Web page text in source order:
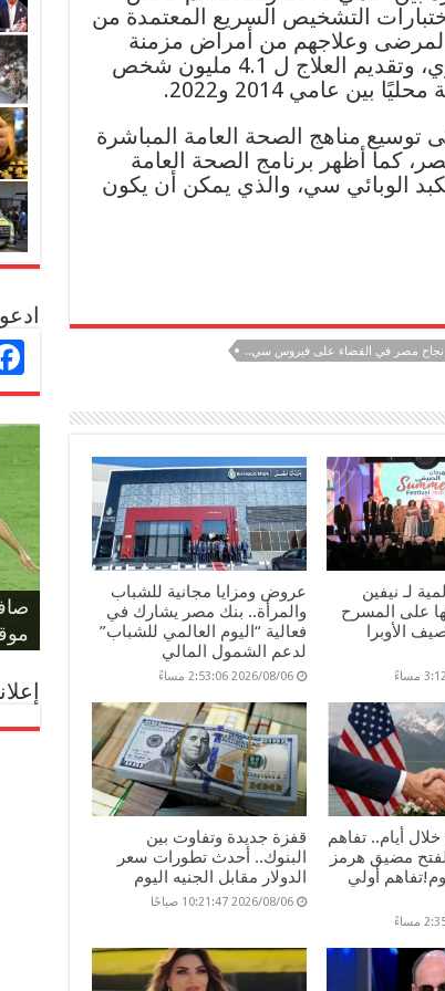
اختبارات التشخيص السريع المعتمدة من
المرضى وعلاجهم من أمراض مزمنة
أخرى، مثل ارتفاع ضغط الدم والسكري، وتقديم العلاج ل 4.1 مليون شخص
عامي 2014 و2022.
توسيع مناهج الصحة العامة المباشرة
كما أظهر برنامج الصحة العامة
الوبائي سي، والذي يمكن أن يكون
نجاح مصر في القضاء على فيروس سي..
لـ نيفين
على المسرح
الأوبرا
عروض ومزايا مجانية للشباب
والمرأة.. بنك مصر يشارك في
فعالية “اليوم العالمي للشباب”
لدعم الشمول المالي
2026/08/06 2:53:06 مساءً
أيام.. تفاهم
لفتح مضيق هرمز
أولي
قفزة جديدة وتفاوت بين
البنوك.. أحدث تطورات سعر
الدولار مقابل الجنيه اليوم
2026/08/06 10:21:47 صباحًا
أمام